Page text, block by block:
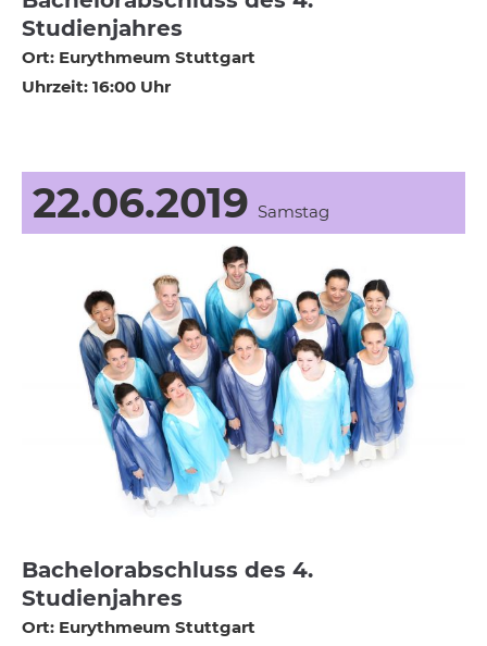
Studienjahres
Ort: Eurythmeum Stuttgart
Uhrzeit: 16:00 Uhr
22.06.2019 Samstag
Bachelorabschluss des 4.
Studienjahres
Ort: Eurythmeum Stuttgart